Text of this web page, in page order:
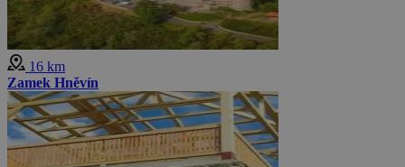
16 km
Zamek Hněvín